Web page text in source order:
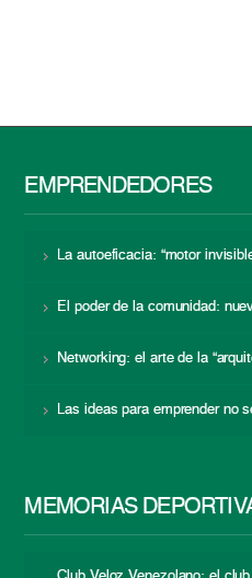
EMPRENDEDORES
La autoeficacia: “motor
El poder de la comunidad:
Networking: el arte de la
Las ideas para emprender no
MEMORIAS